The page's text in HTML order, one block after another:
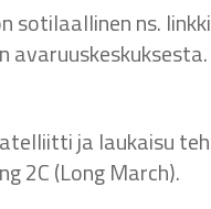
sotilaallinen ns.
ja laukaisu
2C (Long March).